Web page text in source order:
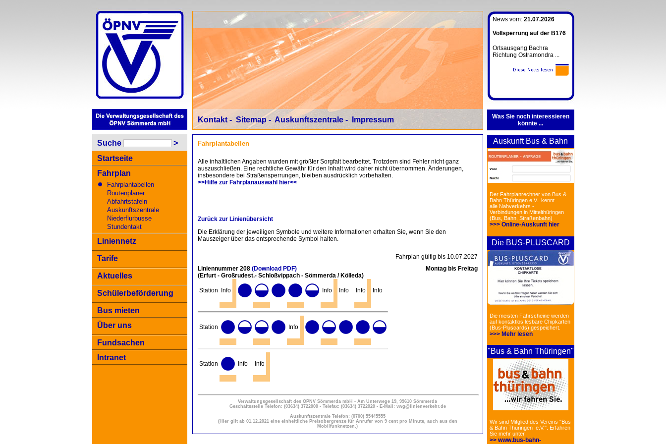
Suche
>
Startseite
Fahrplan
Fahrplantabellen
Routenplaner
Abfahrtstafeln
Auskunftszentrale
Niederflurbusse
Stundentakt
Liniennetz
Tarife
Aktuelles
Schülerbeförderung
Bus mieten
Über uns
Fundsachen
Intranet
Kontakt- Sitemap- Auskunftszentrale- Impressum
Fahrplantabellen
Alle inhaltlichen Angaben wurden mit größter Sorgfalt bearbeitet. Trotzdem sind Fehler nicht ganz
auszuschließen. Eine rechtliche Gewähr für den Inhalt wird daher nicht übernommen. Änderungen,
insbesondere bei Straßensperrungen, bleiben ausdrücklich vorbehalten.
>>Hilfe zur Fahrplanauswahl hier<<
Zurück zur Linienübersicht
Die Erklärung der jeweiligen Symbole und weitere Informationen erhalten Sie, wenn Sie den
Mauszeiger über das entsprechende Symbol halten.
Fahrplan gültig bis 10.07.2027
Liniennummer 208 (Download PDF)
(Erfurt - Großrudest.- Schloßvippach - Sömmerda / Kölleda)
Montag bis Freitag
Station Info Info Info Info Info
Station Info
Station Info Info
Verwaltungsgesellschaft des ÖPNV Sömmerda mbH - Am Unterwege 19, 99610 Sömmerda
Geschäftsstelle Telefon: (03634) 3722000 - Telefax: (03634) 3722020 - E-Mail: vwg@linienverkehr.de
Auskunftszentrale Telefon: (0700) 55445555
(Hier gilt ab 01.12.2021 eine einheitliche Preisobergrenze für Anrufer von 9 cent pro Minute, auch aus den
Mobilfunknetzen.)
News vom: 21.07.2026
Vollsperrung auf der B176
Ortsausgang Bachra
Richtung Ostramondra ...
Was Sie noch interessieren
könnte ...
Auskunft Bus & Bahn
Der Fahrplanrechner von Bus &
Bahn Thüringen e.V. kennt
alle Nahverkehrs -
Verbindungen in Mittelthüringen
(Bus, Bahn, Straßenbahn)
>>> Online-Auskunft hier
Die BUS-PLUSCARD
Die meisten Fahrscheine werden
auf kontaktlos lesbare Chipkarten
(Bus-Pluscards) gespeichert.
>>> Mehr lesen
"Bus & Bahn Thüringen"
Wir sind Mitglied des Vereins "Bus
& Bahn Thüringen e.V.". Erfahren
Sie mehr unter
>> www.bus-bahn-